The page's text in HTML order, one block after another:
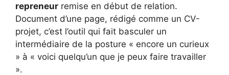
repreneur remise en début de relation.
Document d’une page, rédigé comme un CV-
projet, c’est l’outil qui fait basculer un
intermédiaire de la posture « encore un curieux
» à « voici quelqu’un que je peux faire travailler
».